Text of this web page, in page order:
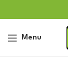
Menu